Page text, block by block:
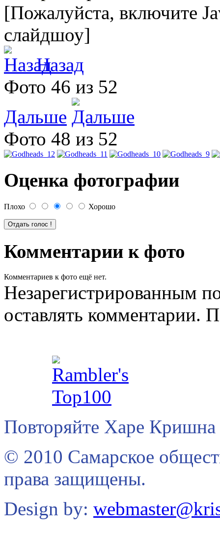
[Пожалуйста, включите
слайдшоу]
Назад
Фото 46 из 52
Дальше
Фото 48 из 52
Оценка фотографии
Плохо Хорошо
Комментарии к фото
Комментариев к фото ещё нет.
Незарегистрированным
оставлять комментарии.
Повторяйте Харе Кришна
© 2010 Самарское
права защищены.
Design by: